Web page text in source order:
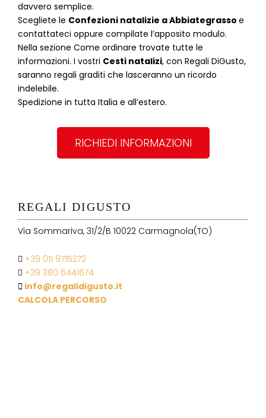
davvero semplice.
Scegliete le Confezioni natalizie aAbbiategrasso e
contattateci oppure compilate l’apposito modulo.
Nella sezione Come ordinare trovate tutte le
informazioni. I vostri Cesti natalizi, con Regali DiGusto,
saranno regali graditi che lasceranno un ricordo
indelebile.
Spedizione in tutta Italia e all’estero.
RICHIEDI INFORMAZIONI
REGALI DIGUSTO
Via Sommariva, 31/2/B 10022 Carmagnola(TO)
+39 011 9715272
+39 380 6441674
info@regalidigusto.it
CALCOLA PERCORSO